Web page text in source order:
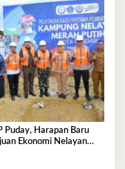
Puday, Harapan Baru
Ekonomi Nelayan